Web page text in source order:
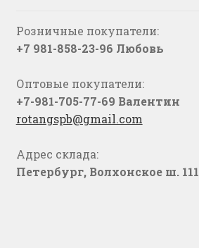
Розничные покупатели:
+7 981-858-23-96 Любовь
Оптовые покупатели:
+7-981-705-77-69 Валентин
rotangspb@gmail.com
Адрес склада:
Петербург, Волхонское ш. 111